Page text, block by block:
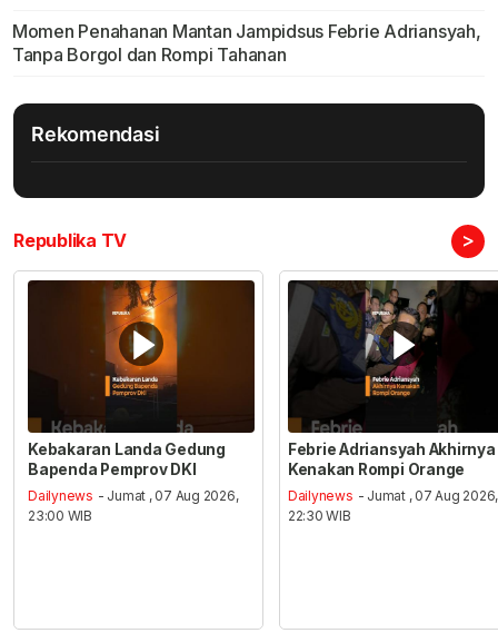
Momen Penahanan Mantan Jampidsus Febrie Adriansyah,
Tanpa Borgol dan Rompi Tahanan
Rekomendasi
Republika TV >
Kebakaran Landa Gedung
Bapenda Pemprov DKI
Dailynews - Jumat , 07 Aug 2026,
23:00 WIB
Febrie Adriansyah Akhirnya
Kenakan Rompi Orange
Dailynews - Jumat , 07 Aug 2026,
22:30 WIB